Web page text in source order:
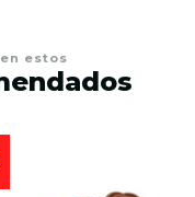
estos